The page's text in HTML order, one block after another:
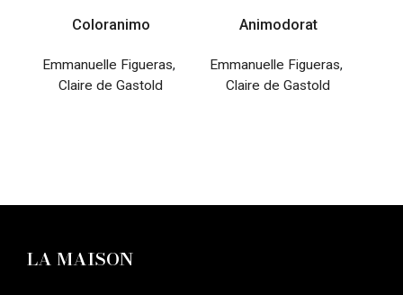
Coloranimo
Emmanuelle Figueras,
Claire de Gastold
Animodorat
Emmanuelle Figueras,
Claire de Gastold
LA MAISON